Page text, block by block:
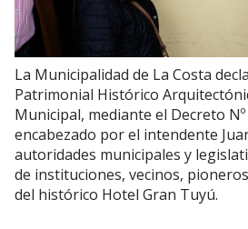
La Municipalidad de La Costa
Patrimonial Histórico
Municipal, mediante el Decreto
encabezado por el intendente
autoridades municipales y
de instituciones, vecinos,
del histórico Hotel Gran Tuyú.